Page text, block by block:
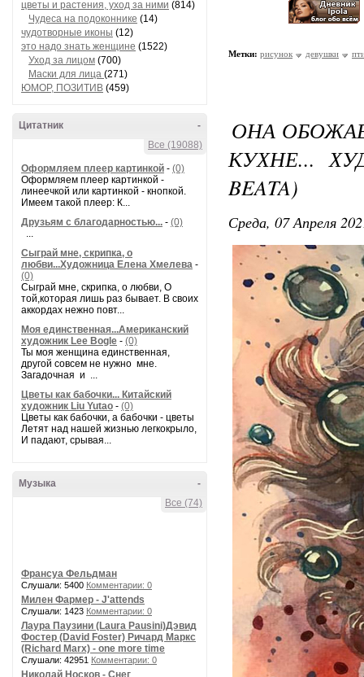
цветы и растения, уход за ними (814)
Чудеса на подоконнике (14)
чудотворные иконы (12)
это надо знать женщине (1522)
Уход за лицом (700)
Маски для лица (271)
ЮМОР, ПОЗИТИВ (459)
-
Цитатник
Все (19088)
Оформляем плеер картинкой - (0)
Оформляем плеер картинкой -
линеечкой или картинкой - кнопкой.
Имеем такой плеер: К...
Друзьям с благодарностью... - (0)
...
Сыграй мне, скрипка, о
любви...Художница Елена Хмелева -
(0)
Сыграй мне, скрипка, о любви, О
той,которая лишь раз бывает. В своих
аккордах нежно повт...
Моя единственная...Американский
художник Lee Bogle - (0)
Ты моя женщина единственная,
другой совсем не нужно мне.
Загадочная и ...
Цветы как бабочки... Китайский
художник Liu Yutao - (0)
Цветы как бабочки, а бабочки - цветы
Летят над нашей жизнью легкокрыло,
И падают, срывая...
-
Музыка
Все (74)
Франсуа Фельдман
Слушали: 5400 Комментарии: 0
Милен Фармер - J'attends
Слушали: 1423 Комментарии: 0
Лаура Паузини (Laura Pausini)Дэвид
Фостер (David Foster) Ричард Маркс
(Richard Marx) - one more time
Слушали: 42951 Комментарии: 0
Николай Носков - Снег
Метки: рисунок девушки
ОНА
КУХНЕ...
BEATA)
Среда, 07 Апреля